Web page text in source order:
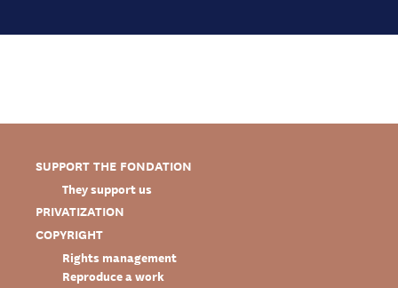
SUPPORT THE FONDATION
They support us
PRIVATIZATION
COPYRIGHT
Rights management
Reproduce a work